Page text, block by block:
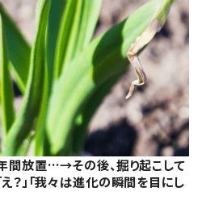
間放置…→その後、掘り起こして
」「我々は進化の瞬間を目にし